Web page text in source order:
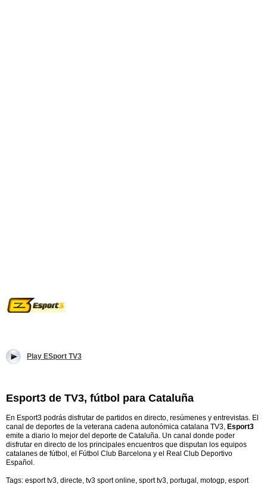
Play ESport TV3
Esport3 de TV3, fútbol para Cataluña
En Esport3 podrás disfrutar de partidos en directo, resúmenes y entrevistas. El
canal de deportes de la veterana cadena autonómica catalana TV3, Esport3
emite a diario lo mejor del deporte de Cataluña. Un canal donde poder
disfrutar en directo de los principales encuentros que disputan los equipos
catalanes de fútbol, el Fútbol Club Barcelona y el Real Club Deportivo
Español.
Tags: esport tv3, directe, tv3 sport online, sport tv3, portugal, motogp, esport